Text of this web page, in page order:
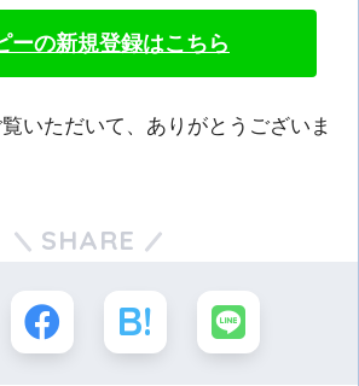
ーの新規登録はこちら
いただいて、ありがとうございま
SHARE